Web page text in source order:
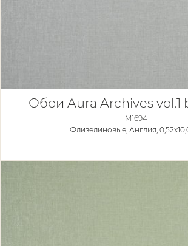
Обои Aura Archives vol.1
M1694
Флизелиновые, Англия,